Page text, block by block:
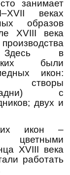
занимает
веках
образов
XVIII века
Здесь в
были
икон:
створы
с
двух и
икон –
цветными
XVIII века
работать